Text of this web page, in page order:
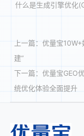
什么是生成引擎优化
上一篇：优量宝10W+
建”
下一篇：优量宝GEO
统优化体验全面提升